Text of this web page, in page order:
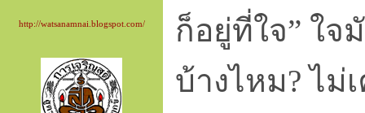
http://watsanamnai.blogspot.com/
ก็อยู่ที่ใจ” ใจ
บ้างไหม? ไม่